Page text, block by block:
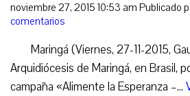
noviembre 27, 2015 10:53 am Publicado
comentarios
Maringá (Viernes, 27-11-2015,
Arquidiócesis de Maringá, en Brasil,
campaña «Alimente la Esperanza –...